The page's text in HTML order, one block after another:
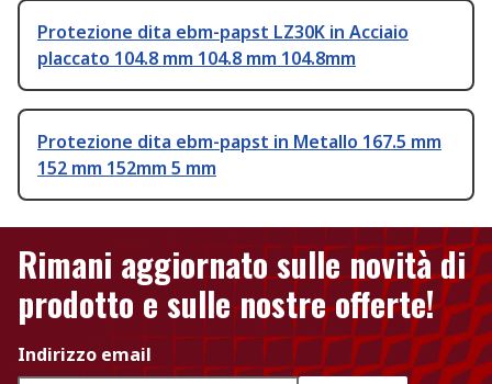
Protezione dita ebm-papst LZ30K in Acciaio
placcato 104.8 mm 104.8 mm 104.8mm
Protezione dita ebm-papst in Metallo 167.5 mm
152 mm 152mm 5 mm
Rimani aggiornato sulle novità di
prodotto e sulle nostre offerte!
Indirizzo email